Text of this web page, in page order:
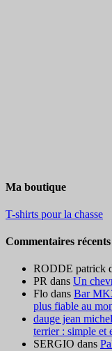
Ma boutique
T-shirts pour la chasse
Commentaires récents
RODDE patrick
PR dans Un
Flo dans Bar
plus fiable au
dauge jean michel
terrier : simple et
SERGIO dans